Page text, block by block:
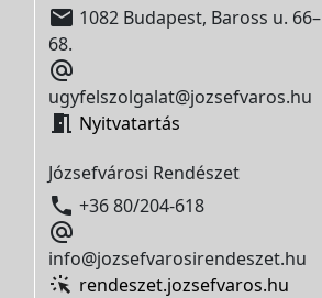
 1082 Budapest, Baross u. 66–
68.

ugyfelszolgalat@jozsefvaros.hu
 Nyitvatartás
Józsefvárosi Rendészet
 +36 80/204-618

info@jozsefvarosirendeszet.hu
rendeszet.jozsefvaros.hu